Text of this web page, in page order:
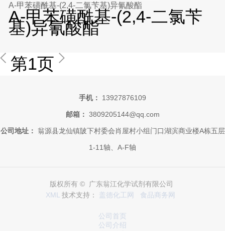
A-甲苯磺酰基-(2,4-二氯苄基)异氰酸酯
A-甲苯磺酰基-(2,4-二氯苄
基)异氰酸酯
第1页
手机： 13927876109
邮箱： 3809205144@qq.com
公司地址： 翁源县龙仙镇陂下村委会肖屋村小组门口湖滨商业楼A栋五层
1-11轴、A-F轴
版权所有 © 广东翁江化学试剂有限公司
XML
技术支持： 盖德化工网 食品商务网
公司首页
公司介绍